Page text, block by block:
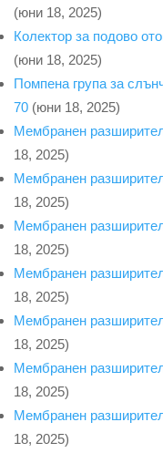
(юни 18, 2025)
Колектор за подово
(юни 18, 2025)
Помпена група за
70 (юни 18, 2025)
Мембранен
18, 2025)
Мембранен
18, 2025)
Мембранен
18, 2025)
Мембранен
18, 2025)
Мембранен
18, 2025)
Мембранен
18, 2025)
Мембранен
18, 2025)